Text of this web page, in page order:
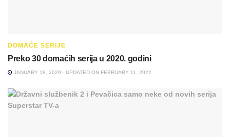
DOMAĆE SERIJE
Preko 30 domaćih serija u 2020. godini
JANUARY 18, 2020 - UPDATED ON FEBRUARY 11, 2022